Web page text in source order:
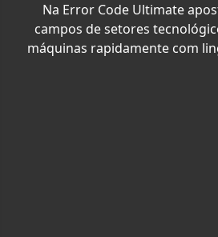
Na Error Code Ultimate
campos de setores
máquinas rapidamente com